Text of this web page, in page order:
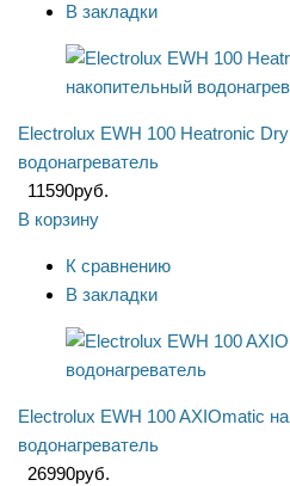
В закладки
Electrolux EWH 100 Heatronic
водонагреватель
11590руб.
В корзину
К сравнению
В закладки
Electrolux EWH 100 AXIOmatic
водонагреватель
26990руб.